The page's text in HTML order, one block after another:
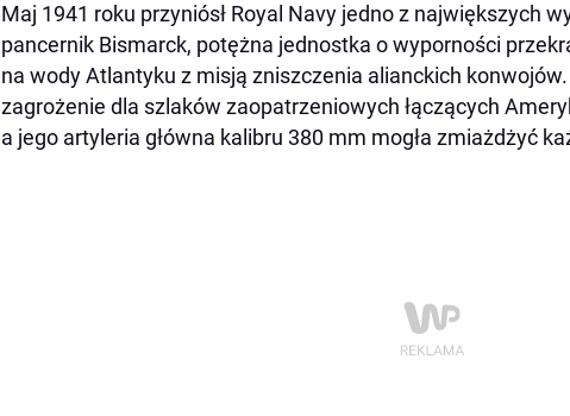
Maj 1941 roku przyniósł Royal Navy jedno z największych
pancernik Bismarck, potężna jednostka o wyporności
na wody Atlantyku z misją zniszczenia alianckich
zagrożenie dla szlaków zaopatrzeniowych łączących
a jego artyleria główna kalibru 380 mm mogła zmiażdżyć